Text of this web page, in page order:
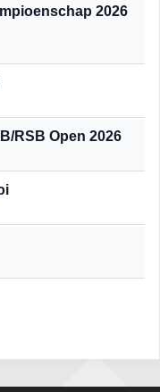
2026
RSB Open 2026